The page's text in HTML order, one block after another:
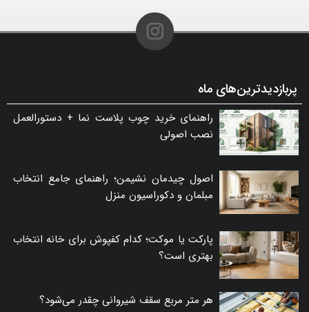
پربازدیدترین‌های ماه
راهنمای خرید چوب پلاست نما + دستورالعمل
نصب اصولی
اصول چیدمان نشیمن؛ راهنمای جامع انتخاب
مبلمان و دکوراسیون منزل
پارکت یا موکت؛ کدام کفپوش برای خانه انتخاب
بهتری است؟
هر متر مربع سقف شیروانی چقدر می‌شود؟